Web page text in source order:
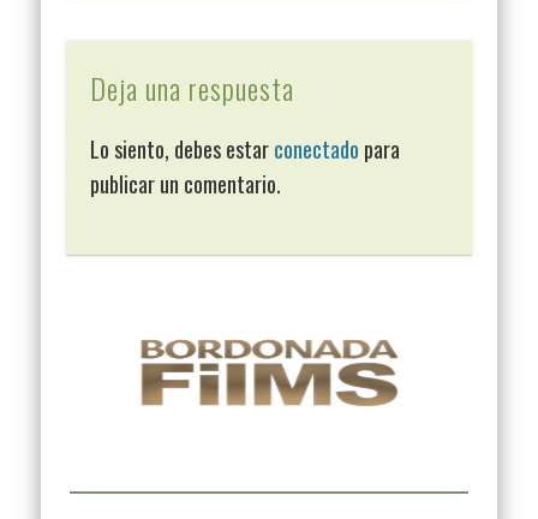
Deja una respuesta
Lo siento, debes estarconectado para
publicar un comentario.